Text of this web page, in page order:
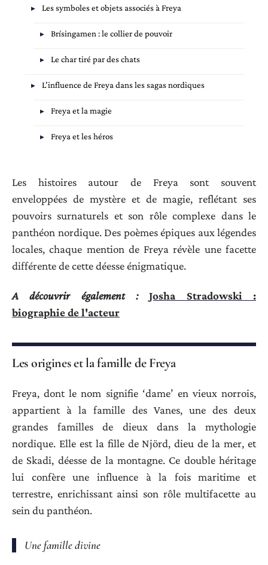
Les symboles et objets associés à Freya
Brísingamen : le collier de pouvoir
Le char tiré par des chats
L’influence de Freya dans les sagas nordiques
Freya et la magie
Freya et les héros
Les histoires autour de Freya sont souvent
enveloppées de mystère et de magie, reflétant ses
pouvoirs surnaturels et son rôle complexe dans le
panthéon nordique. Des poèmes épiques aux légendes
locales, chaque mention de Freya révèle une facette
différente de cette déesse énigmatique.
A découvrir également :
Josha Stradowski :
biographie de l'acteur
Les origines et la famille de Freya
Freya, dont le nom signifie ‘dame’ en vieux norrois,
appartient à la famille des Vanes, une des deux
grandes familles de dieux dans la mythologie
nordique. Elle est la fille de Njörd, dieu de la mer, et
de Skadi, déesse de la montagne. Ce double héritage
lui confère une influence à la fois maritime et
terrestre, enrichissant ainsi son rôle multifacette au
sein du panthéon.
Une famille divine